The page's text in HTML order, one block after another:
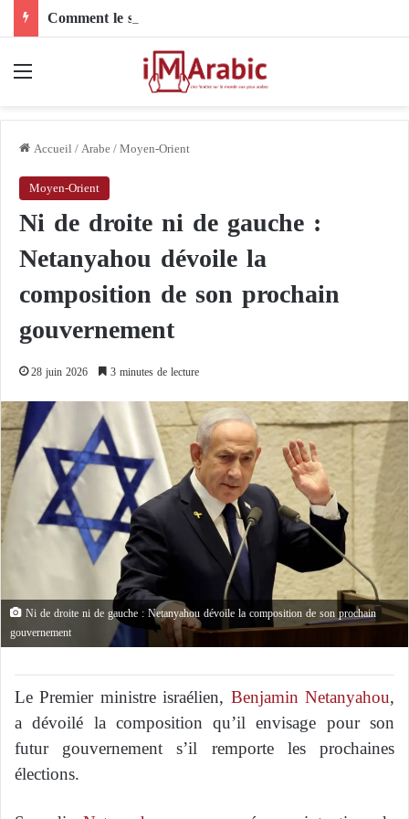
Accueil/Arabe/Moyen-Orient
Moyen-Orient
Ni de droite ni de gauche :
Netanyahou dévoile la
composition de son prochain
gouvernement
28 juin 2026 3 minutes de lecture
Ni de droite ni de gauche : Netanyahou dévoile la composition de son prochain
gouvernement
Le Premier ministre israélien, Benjamin Netanyahou,
a dévoilé la composition qu’il envisage pour son
futur gouvernement s’il remporte les prochaines
élections.